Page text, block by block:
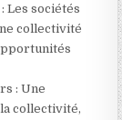
Les sociétés
collectivité
: Une
collectivité,